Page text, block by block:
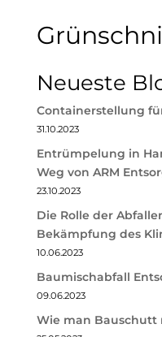
Neueste
Containerstellung
31.10.2023
Entrümpelung in
Weg von ARM
23.10.2023
Die Rolle der
Bekämpfung des
10.06.2023
Baumischabfall
09.06.2023
Wie man Bauschutt